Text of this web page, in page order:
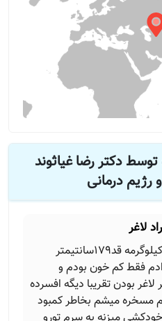
دکتر رضا غیاثوند
درمانی
لاغر
سلام پسرم23ساله وزنم58کیلوگرمه قد179سانتیمتر
فقط کم خون بودم و
بودن تقریبا دیگه افسرده
مسخره میشم بخاطر کمبود